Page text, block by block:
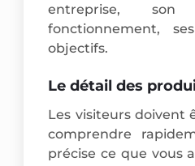
entreprise,
fonctionnement,
objectifs.
Le détail des
Les visiteurs doivent
comprendre
précise ce que vous